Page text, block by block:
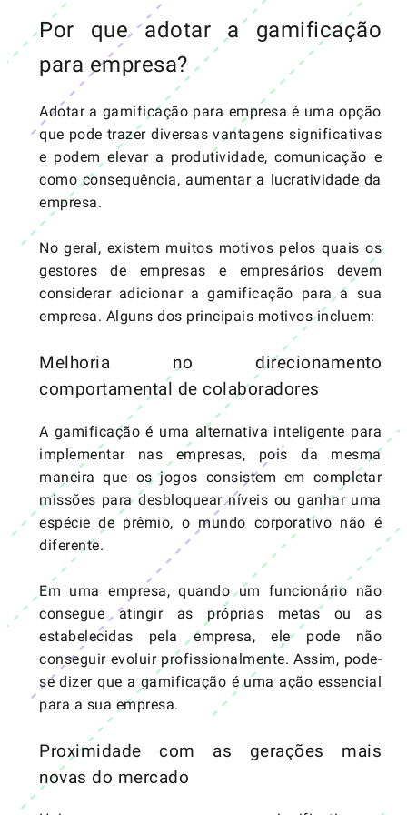
Por que adotar a gamificação
para empresa?
Adotar a gamificação para empresa é uma opção
que pode trazer diversas vantagens significativas
e podem elevar a produtividade, comunicação e
como consequência, aumentar a lucratividade da
empresa.
No geral, existem muitos motivos pelos quais os
gestores de empresas e empresários devem
considerar adicionar a gamificação para a sua
empresa. Alguns dos principais motivos incluem:
Melhoria no direcionamento
comportamental de colaboradores
A gamificação é uma alternativa inteligente para
implementar nas empresas, pois da mesma
maneira que os jogos consistem em completar
missões para desbloquear níveis ou ganhar uma
espécie de prêmio, o mundo corporativo não é
diferente.
Em uma empresa, quando um funcionário não
consegue atingir as próprias metas ou as
estabelecidas pela empresa, ele pode não
conseguir evoluir profissionalmente. Assim, pode-
se dizer que a gamificação é uma ação essencial
para a sua empresa.
Proximidade com as gerações mais
novas do mercado